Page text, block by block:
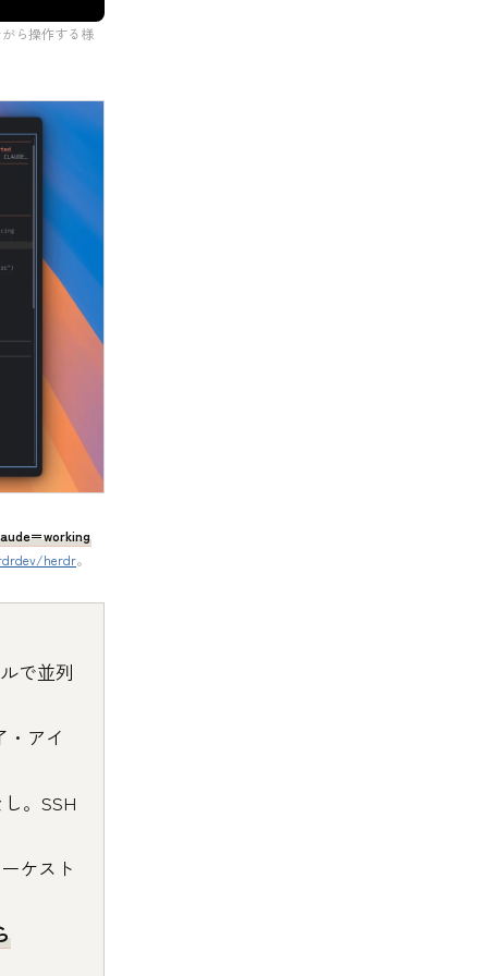
ら操作する様
＝working
herdr。
で並列
・アイ
。SSH
ケスト